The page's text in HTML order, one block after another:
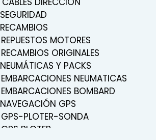
SEGURIDAD
RECAMBIOS
REPUESTOS MOTORES
RECAMBIOS ORIGINALES
NEUMÁTICAS Y PACKS
EMBARCACIONES NEUMATICAS
EMBARCACIONES BOMBARD
NAVEGACIÓN GPS
GPS-PLOTER-SONDA
GPS PLOTER